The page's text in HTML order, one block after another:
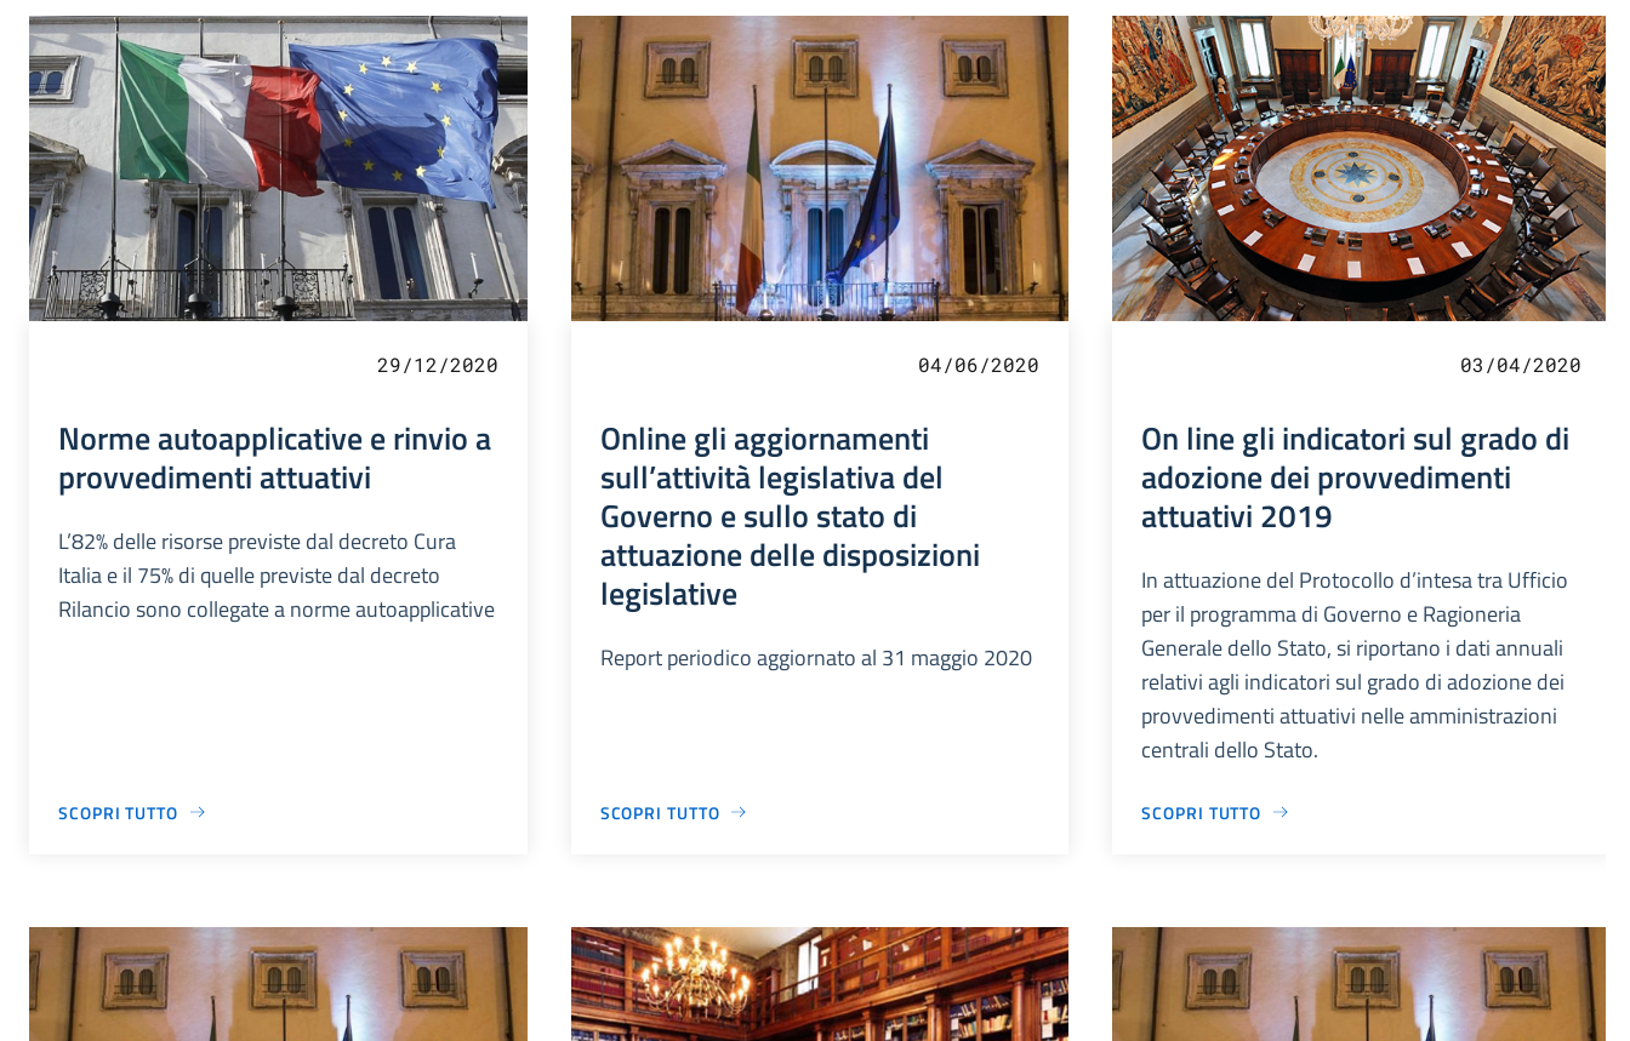
29/12/2020
Norme autoapplicative e rinvio a
provvedimenti attuativi
L’82% delle risorse previste dal decreto Cura
Italia e il 75% di quelle previste dal decreto
Rilancio sono collegate a norme autoapplicative
SCOPRI TUTTO
04/06/2020
Online gli aggiornamenti
sull’attività legislativa del
Governo e sullo stato di
attuazione delle disposizioni
legislative
Report periodico aggiornato al 31 maggio 2020
SCOPRI TUTTO
03/04/2020
On line gli indicatori sul grado di
adozione dei provvedimenti
attuativi 2019
In attuazione del Protocollo d’intesa tra Ufficio
per il programma di Governo e Ragioneria
Generale dello Stato, si riportano i dati annuali
relativi agli indicatori sul grado di adozione dei
provvedimenti attuativi nelle amministrazioni
centrali dello Stato.
SCOPRI TUTTO